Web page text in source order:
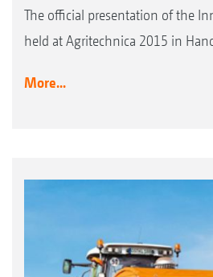
The official presentation of the
held at Agritechnica 2015 in
More...